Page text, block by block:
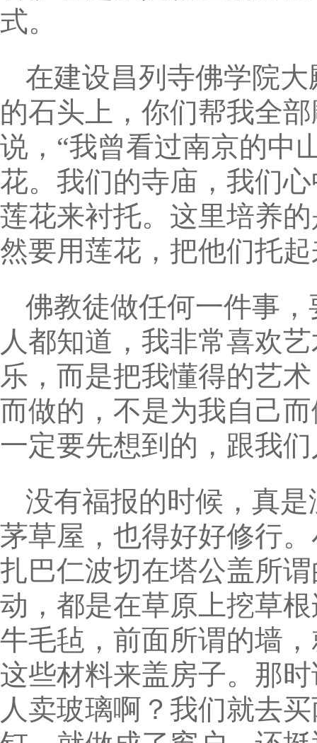
式。
在建设昌列寺佛学院
的石头上，你们帮我全
说，“我曾看过南京的中
花。我们的寺庙，我们
莲花来衬托。这里培养
然要用莲花，把他们托
佛教徒做任何一件事
人都知道，我非常喜欢
乐，而是把我懂得的艺
而做的，不是为我自己
一定要先想到的，跟我
没有福报的时候，真
茅草屋，也得好好修行
扎巴仁波切在塔公盖所
动，都是在草原上挖草
牛毛毡，前面所谓的墙
这些材料来盖房子。那
人卖玻璃啊？我们就去